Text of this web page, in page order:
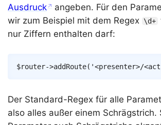
Ausdruck
angeben. Für den
wir zum Beispiel mit dem Regex \d+
nur Ziffern enthalten darf:
$router->addRoute( '<presenter>/
Der Standard-Regex für alle
also alles außer einem Schrägstrich.